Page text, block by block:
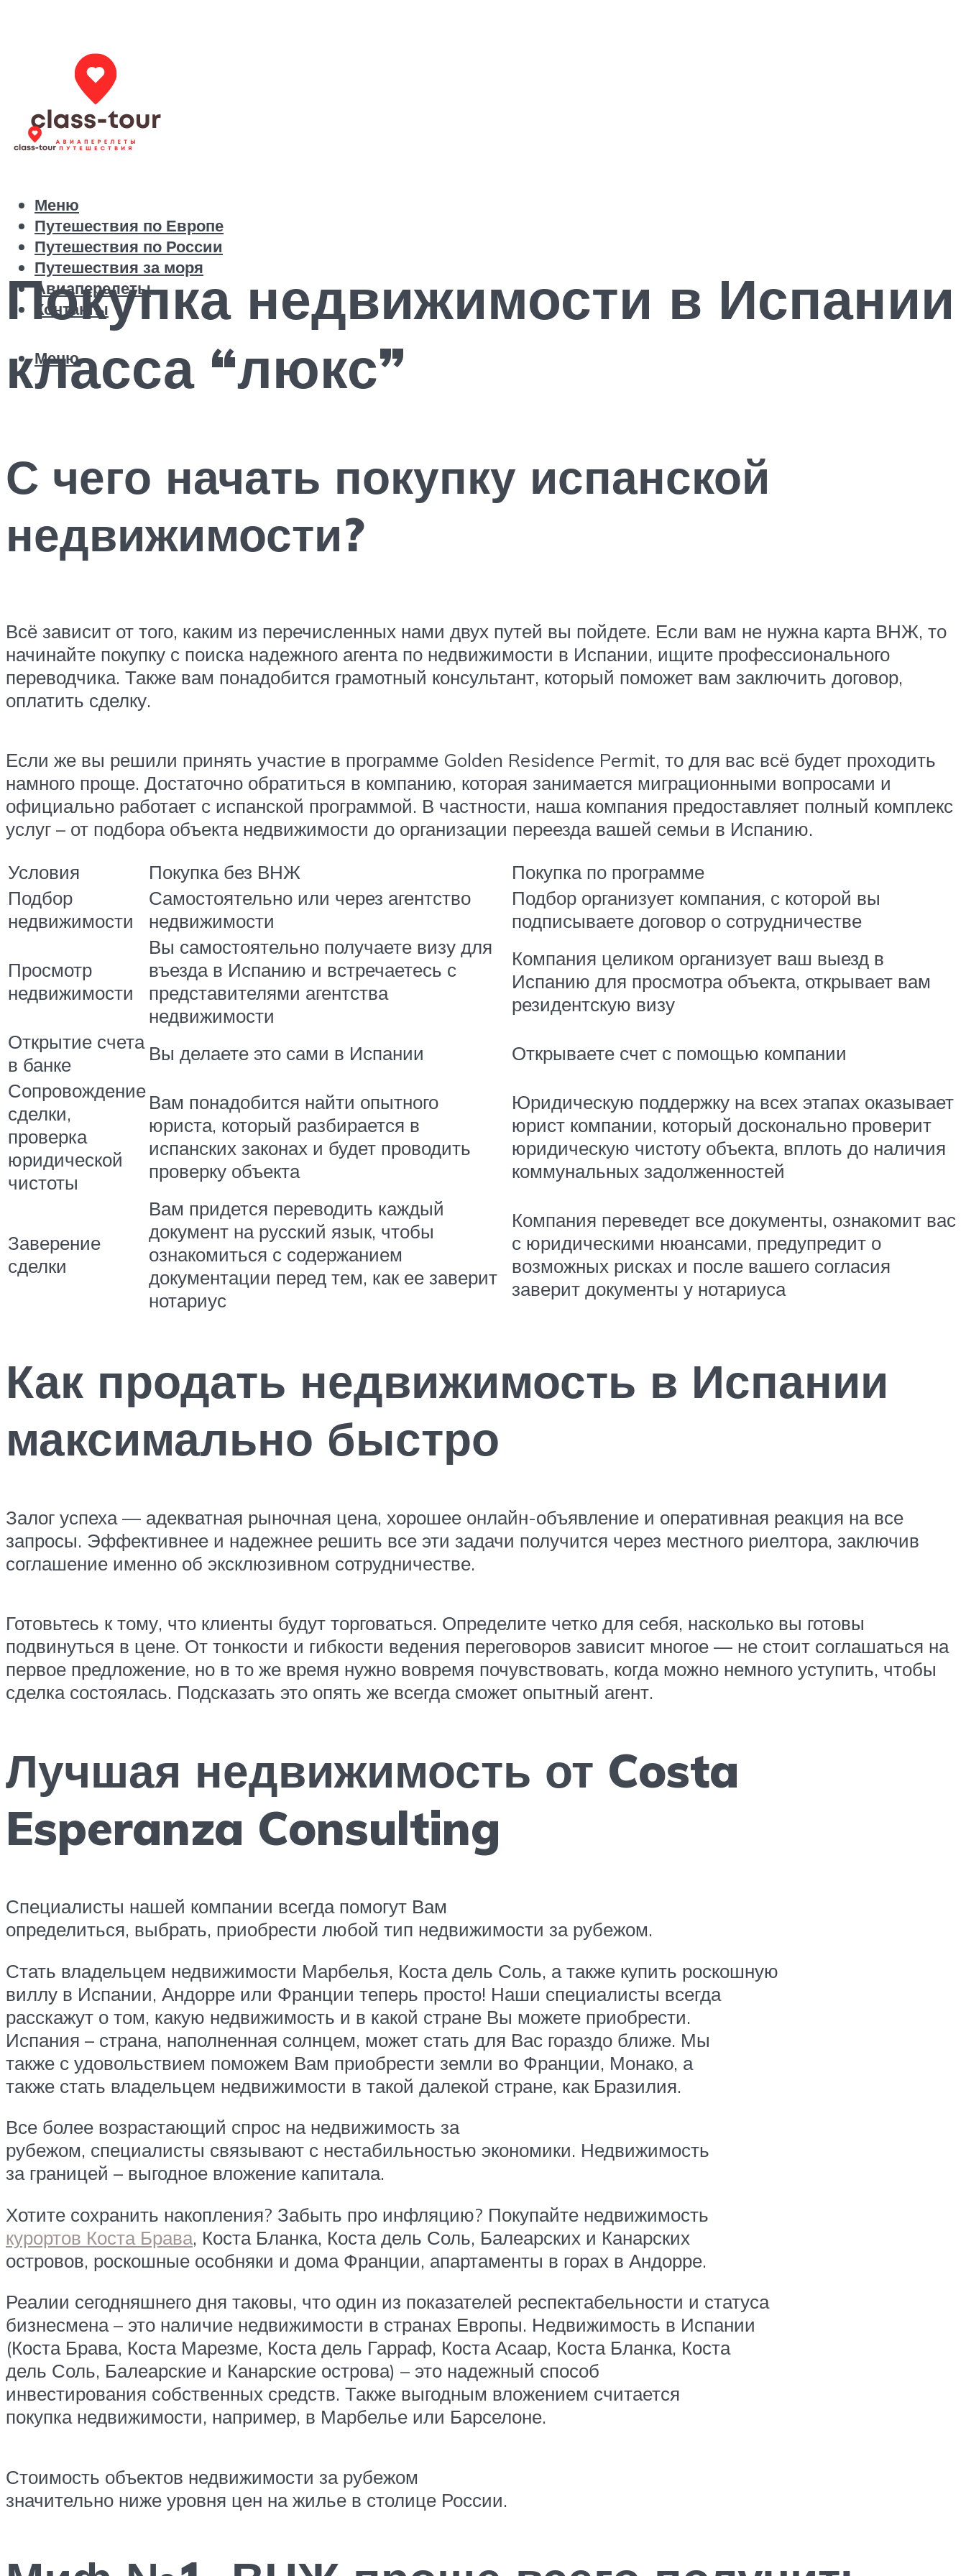
Путешествия по Европе
Путешествия по России
Путешествия за моря
Авиаперелеты
Контакты
Меню
Меню
Покупка недвижимости в Испании
класса “люкс”
С чего начать покупку испанской
недвижимости?
Всё зависит от того, каким из перечисленных нами двух путей вы пойдете. Если вам не нужна карта ВНЖ, то
начинайте покупку с поиска надежного агента по недвижимости в Испании, ищите профессионального
переводчика. Также вам понадобится грамотный консультант, который поможет вам заключить договор,
оплатить сделку.
Если же вы решили принять участие в программе Golden Residence Permit, то для вас всё будет проходить
намного проще. Достаточно обратиться в компанию, которая занимается миграционными вопросами и
официально работает с испанской программой. В частности, наша компания предоставляет полный комплекс
услуг – от подбора объекта недвижимости до организации переезда вашей семьи в Испанию.
Условия
Покупка без ВНЖ
Покупка по программе
Подбор
недвижимости
Самостоятельно или через агентство
недвижимости
Подбор организует компания, с которой вы
подписываете договор о сотрудничестве
Просмотр
недвижимости
Вы самостоятельно получаете визу для
въезда в Испанию и встречаетесь с
представителями агентства
недвижимости
Компания целиком организует ваш выезд в
Испанию для просмотра объекта, открывает вам
резидентскую визу
Открытие счета
в банке
Вы делаете это сами в Испании
Открываете счет с помощью компании
Сопровождение
сделки,
проверка
юридической
чистоты
Вам понадобится найти опытного
юриста, который разбирается в
испанских законах и будет проводить
проверку объекта
Юридическую поддержку на всех этапах оказывает
юрист компании, который досконально проверит
юридическую чистоту объекта, вплоть до наличия
коммунальных задолженностей
Заверение
сделки
Вам придется переводить каждый
документ на русский язык, чтобы
ознакомиться с содержанием
документации перед тем, как ее заверит
нотариус
Компания переведет все документы, ознакомит вас
с юридическими нюансами, предупредит о
возможных рисках и после вашего согласия
заверит документы у нотариуса
Как продать недвижимость в Испании
максимально быстро
Залог успеха — адекватная рыночная цена, хорошее онлайн-объявление и оперативная реакция на все
запросы. Эффективнее и надежнее решить все эти задачи получится через местного риелтора, заключив
соглашение именно об эксклюзивном сотрудничестве.
Готовьтесь к тому, что клиенты будут торговаться. Определите четко для себя, насколько вы готовы
подвинуться в цене. От тонкости и гибкости ведения переговоров зависит многое — не стоит соглашаться на
первое предложение, но в то же время нужно вовремя почувствовать, когда можно немного уступить, чтобы
сделка состоялась. Подсказать это опять же всегда сможет опытный агент.
Лучшая недвижимость от Costa
Esperanza Consulting
Специалисты нашей компании всегда помогут Вам
определиться, выбрать, приобрести любой тип недвижимости за рубежом.
Стать владельцем недвижимости Марбелья, Коста дель Соль, а также купить роскошную
виллу в Испании, Андорре или Франции теперь просто! Наши специалисты всегда
расскажут о том, какую недвижимость и в какой стране Вы можете приобрести.
Испания – страна, наполненная солнцем, может стать для Вас гораздо ближе. Мы
также с удовольствием поможем Вам приобрести земли во Франции, Монако, а
также стать владельцем недвижимости в такой далекой стране, как Бразилия.
Все более возрастающий спрос на недвижимость за
рубежом, специалисты связывают с нестабильностью экономики. Недвижимость
за границей – выгодное вложение капитала.
Хотите сохранить накопления? Забыть про инфляцию? Покупайте недвижимость
курортов Коста Брава, Коста Бланка, Коста дель Соль, Балеарских и Канарских
островов, роскошные особняки и дома Франции, апартаменты в горах в Андорре.
Реалии сегодняшнего дня таковы, что один из показателей респектабельности и статуса
бизнесмена – это наличие недвижимости в странах Европы. Недвижимость в Испании
(Коста Брава, Коста Марезме, Коста дель Гарраф, Коста Асаар, Коста Бланка, Коста
дель Соль, Балеарские и Канарские острова) – это надежный способ
инвестирования собственных средств. Также выгодным вложением считается
покупка недвижимости, например, в Марбелье или Барселоне.
Стоимость объектов недвижимости за рубежом
значительно ниже уровня цен на жилье в столице России.